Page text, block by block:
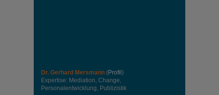
Dr. Gerhard Mersmann (Profil )
Expertise: Mediation, Change,
Personalentwicklung, Publizistik